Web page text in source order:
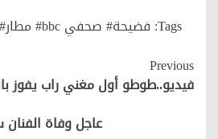
Tags: فضيحة# صحفي bbc# مطار# ممرضة
Continue
Reading
Previous
فيديو..طوطو أول مغني راب يفوز
عاجل وفاة